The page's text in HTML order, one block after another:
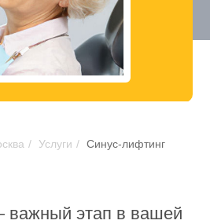
/ Услуги / Синус-лифтинг
этап в вашей